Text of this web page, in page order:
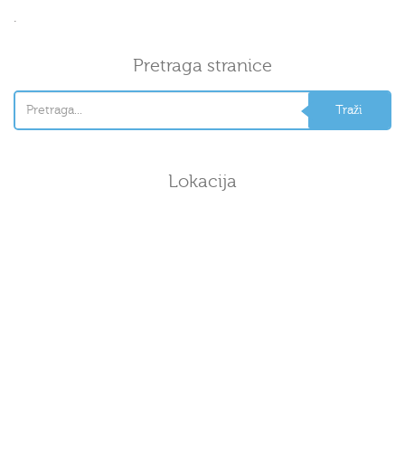
.
Pretraga stranice
Lokacija